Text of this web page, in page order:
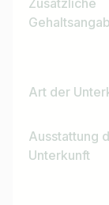
Art der
Ausstattung
Unterkunft